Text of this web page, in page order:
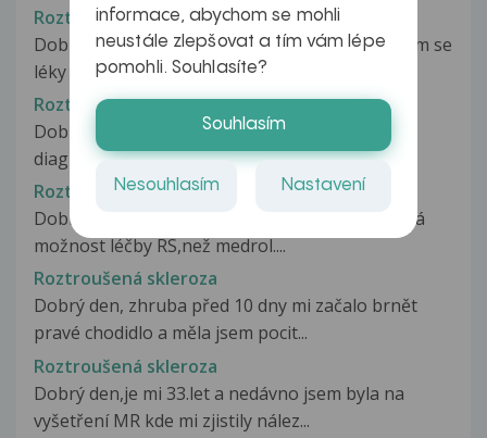
Roztroušená skleróza
Dobrý den, chtěla bych se zeptat mám RS a léčím se
léky které jsou ve studii....
Roztroušená skleróza
Dobrý den,chci se zeptat.V roce 1983 mi byla
diagnostikována roztroušená skleroza.Léčba...
Roztroušená skleróza
Dobrý den, chtěla bych vědět, jestli existuje i jiná
možnost léčby RS,než medrol....
Roztroušená skleroza
Dobrý den, zhruba před 10 dny mi začalo brnět
pravé chodidlo a měla jsem pocit...
Roztroušená skleroza
Dobrý den,je mi 33.let a nedávno jsem byla na
vyšetření MR kde mi zjistily nález...
informace, abychom se mohli
neustále zlepšovat a tím vám lépe
pomohli. Souhlasíte?
Souhlasím
Nesouhlasím Nastavení